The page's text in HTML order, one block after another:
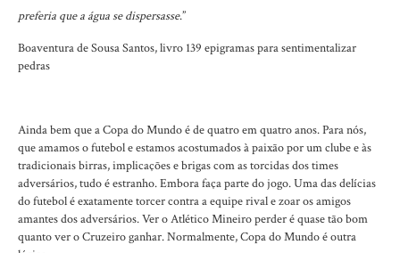
preferia que a água se dispersasse.”
Boaventura de Sousa Santos, livro 139 epigramas para sentimentalizar
pedras
Ainda bem que a Copa do Mundo é de quatro em quatro anos. Para nós,
que amamos o futebol e estamos acostumados à paixão por um clube e às
tradicionais birras, implicações e brigas com as torcidas dos times
adversários, tudo é estranho. Embora faça parte do jogo. Uma das delícias
do futebol é exatamente torcer contra a equipe rival e zoar os amigos
amantes dos adversários. Ver o Atlético Mineiro perder é quase tão bom
quanto ver o Cruzeiro ganhar. Normalmente, Copa do Mundo é outra